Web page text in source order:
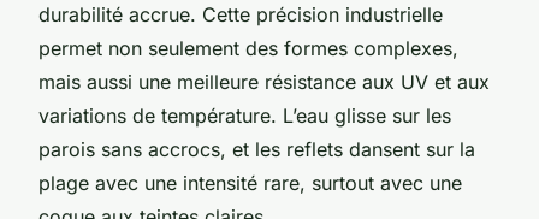
durabilité accrue. Cette précision industrielle
permet non seulement des formes complexes,
mais aussi une meilleure résistance aux UV et aux
variations de température. L’eau glisse sur les
parois sans accrocs, et les reflets dansent sur la
plage avec une intensité rare, surtout avec une